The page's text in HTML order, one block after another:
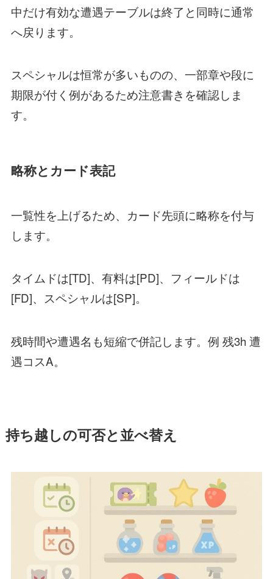
中だけ有効な遭遇テーブルは終了と同時に通常
へ戻ります。
スペシャルは恒常が多いものの、一部章や段に
期限が付く例があるため注意書きを確認しま
す。
略称とカード表記
一覧性を上げるため、カード先頭に略称を付与
します。
タイムドは[TD]、有料は[PD]、フィールドは
[FD]、スペシャルは[SP]。
残時間や遭遇名も短縮で併記します。例 残3h 遭
遇コスA。
持ち越しの可否と並べ替え